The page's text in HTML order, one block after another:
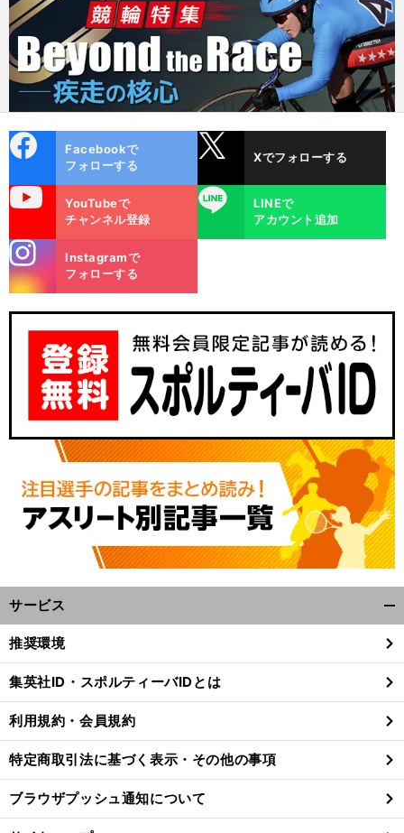
ok
Facebookで
フォローする
Xでフォローする
YouTubeで
チャンネル登録
LINE
LINEで
アカウント追加
m
Instagramで
フォローする
サービス
閉
る
推奨環境
集英社ID・スポルティーバIDとは
利用規約・会員規約
特定商取引法に基づく表示・その他の事項
ブラウザプッシュ通知について